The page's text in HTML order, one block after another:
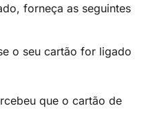
forneça as seguintes
o seu cartão for ligado
que o cartão de